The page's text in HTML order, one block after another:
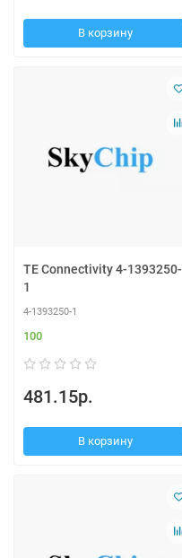
В корзину
TE Connectivity 4-1393250-
1
4-1393250-1
100
481.15р.
В корзину